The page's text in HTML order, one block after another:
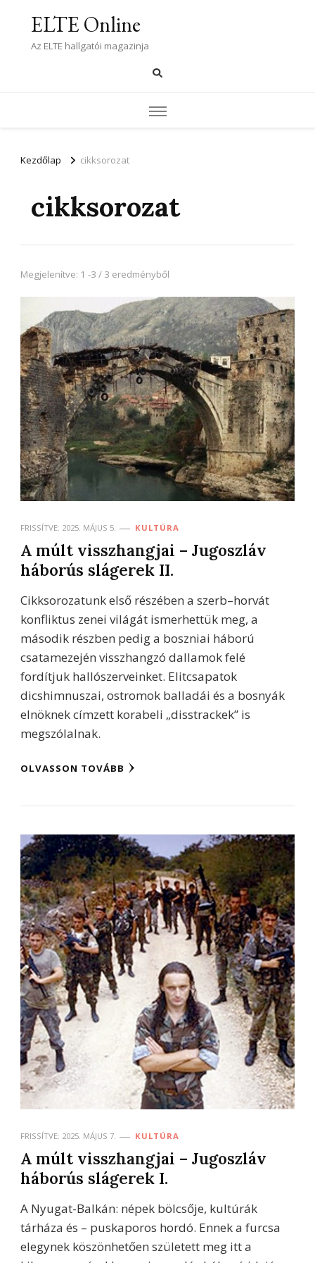
ELTE Online
Az ELTE hallgatói magazinja
Kezdőlap cikksorozat
cikksorozat
Megjelenítve: 1 -3 / 3 eredményből
FRISSÍTVE: 2025. MÁJUS 5. KULTÚRA
A múlt visszhangjai – Jugoszláv
háborús slágerek II.
Cikksorozatunk első részében a szerb–horvát
konfliktus zenei világát ismerhettük meg, a
második részben pedig a boszniai háború
csatamezején visszhangzó dallamok felé
fordítjuk hallószerveinket. Elitcsapatok
dicshimnuszai, ostromok balladái és a bosnyák
elnöknek címzett korabeli „disstrackek” is
megszólalnak.
OLVASSON TOVÁBB
FRISSÍTVE: 2025. MÁJUS 7. KULTÚRA
A múlt visszhangjai – Jugoszláv
háborús slágerek I.
A Nyugat-Balkán: népek bölcsője, kultúrák
tárháza és – puskaporos hordó. Ennek a furcsa
elegynek köszönhetően született meg itt a